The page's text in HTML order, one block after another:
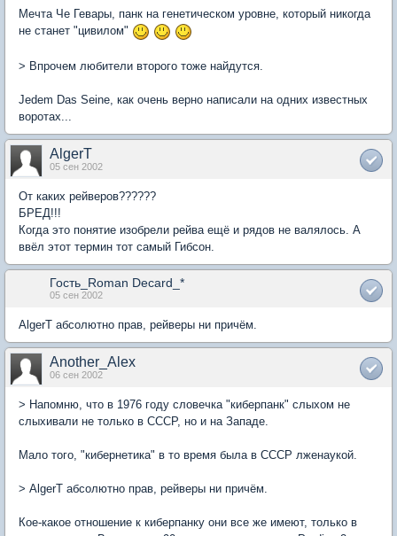
Мечта Че Гевары, панк на генетическом уровне, который никогда
не станет "цивилом"
> Впрочем любители второго тоже найдутся.
Jedem Das Seine, как очень верно написали на одних известных
воротах...
AlgerT
05 сен 2002
От каких рейверов??????
БРЕД!!!
Когда это понятие изобрели рейва ещё и рядов не валялось. А
ввёл этот термин тот самый Гибсон.
Гость_Roman Decard_*
05 сен 2002
AlgerT абсолютно прав, рейверы ни причём.
Another_Alex
06 сен 2002
> Напомню, что в 1976 году словечка "киберпанк" слыхом не
слыхивали не только в СССР, но и на Западе.
Мало того, "кибернетика" в то время была в СССР лженаукой.
> AlgerT абсолютно прав, рейверы ни причём.
Кое-какое отношение к киберпанку они все же имеют, только в